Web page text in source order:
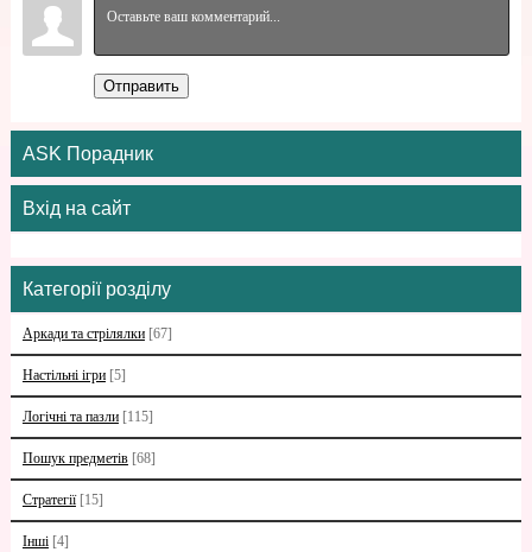
Отправить
ASK Порадник
Вхід на сайт
Категорії розділу
Аркади та стрілялки [67]
Настільні ігри [5]
Логічні та пазли [115]
Пошук предметів [68]
Стратегії [15]
Інші [4]